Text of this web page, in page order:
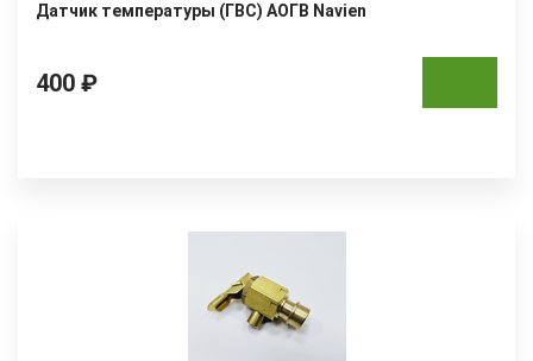
Датчик температуры (ГВС) АОГВ Navien
400 ₽